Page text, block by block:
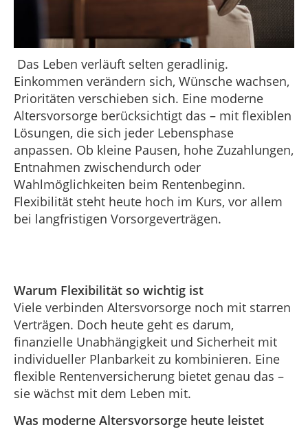
Das Leben verläuft selten geradlinig.
Einkommen verändern sich, Wünsche wachsen,
Prioritäten verschieben sich. Eine moderne
Altersvorsorge berücksichtigt das – mit flexiblen
Lösungen, die sich jeder Lebensphase
anpassen. Ob kleine Pausen, hohe Zuzahlungen,
Entnahmen zwischendurch oder
Wahlmöglichkeiten beim Rentenbeginn.
Flexibilität steht heute hoch im Kurs, vor allem
bei langfristigen Vorsorgeverträgen.
Warum Flexibilität so wichtig ist
Viele verbinden Altersvorsorge noch mit starren
Verträgen. Doch heute geht es darum,
finanzielle Unabhängigkeit und Sicherheit mit
individueller Planbarkeit zu kombinieren. Eine
flexible Rentenversicherung bietet genau das –
sie wächst mit dem Leben mit.
Was moderne Altersvorsorge heute leistet